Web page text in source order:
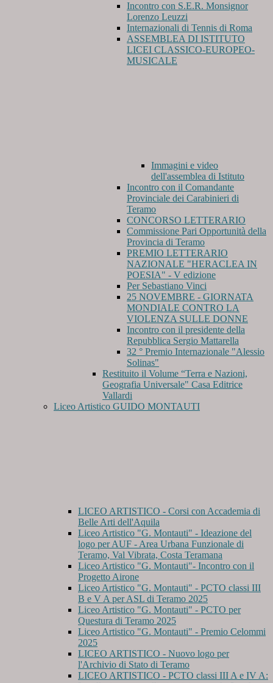
Incontro con S.E.R. Monsignor
Lorenzo Leuzzi
Internazionali di Tennis di Roma
ASSEMBLEA DI ISTITUTO
LICEI CLASSICO-EUROPEO-
MUSICALE
Immagini e video
dell'assemblea di Istituto
Incontro con il Comandante
Provinciale dei Carabinieri di
Teramo
CONCORSO LETTERARIO
Commissione Pari Opportunità della
Provincia di Teramo
PREMIO LETTERARIO
NAZIONALE "HERACLEA IN
POESIA" - V edizione
Per Sebastiano Vinci
25 NOVEMBRE - GIORNATA
MONDIALE CONTRO LA
VIOLENZA SULLE DONNE
Incontro con il presidente della
Repubblica Sergio Mattarella
32 ° Premio Internazionale "Alessio
Solinas"
Restituito il Volume “Terra e Nazioni,
Geografia Universale" Casa Editrice
Vallardi
Liceo Artistico GUIDO MONTAUTI
LICEO ARTISTICO - Corsi con Accademia di
Belle Arti dell'Aquila
Liceo Artistico "G. Montauti" - Ideazione del
logo per AUF - Area Urbana Funzionale di
Teramo, Val Vibrata, Costa Teramana
Liceo Artistico "G. Montauti"- Incontro con il
Progetto Airone
Liceo Artistico "G. Montauti" - PCTO classi III
B e V A per ASL di Teramo 2025
Liceo Artistico "G. Montauti" - PCTO per
Questura di Teramo 2025
Liceo Artistico "G. Montauti" - Premio Celommi
2025
LICEO ARTISTICO - Nuovo logo per
l'Archivio di Stato di Teramo
LICEO ARTISTICO - PCTO classi III A e IV A: